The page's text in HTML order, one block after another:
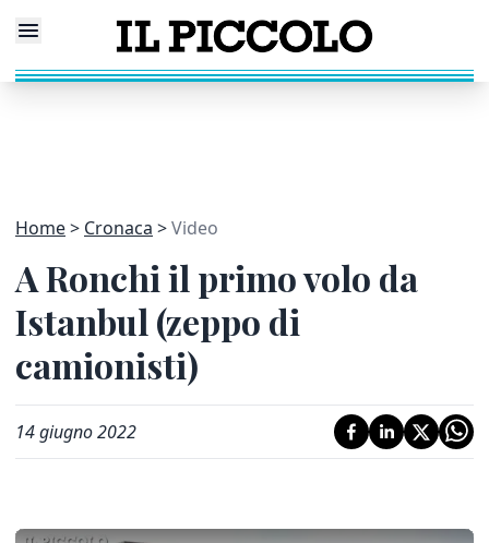
Home Cronaca Video
A Ronchi il primo volo da
Istanbul (zeppo di
camionisti)
14 giugno 2022